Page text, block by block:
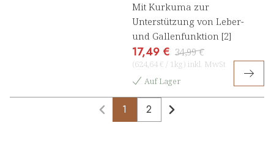
Mit Kurkuma zur
Unterstützung von Leber-
und Gallenfunktion [2]
17,49 € 34,99 €
(624,64 € / 1kg) inkl. MwSt
Auf Lager
1 2